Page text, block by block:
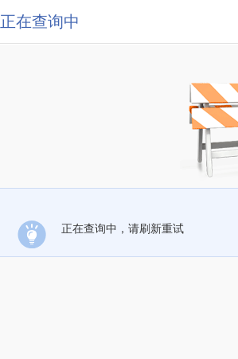
正在查询中
正在查询中，请刷新重试